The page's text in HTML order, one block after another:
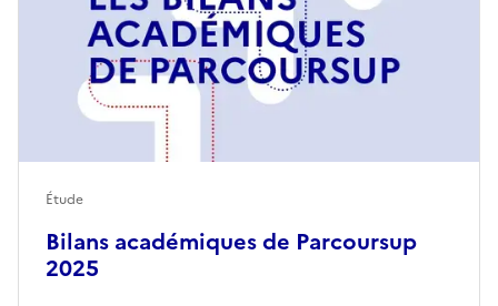
Bilans académiques de Parcoursup
2025
Étude